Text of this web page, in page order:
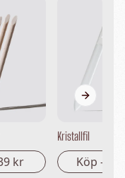
kr
Kristallfil
Köp -
Next